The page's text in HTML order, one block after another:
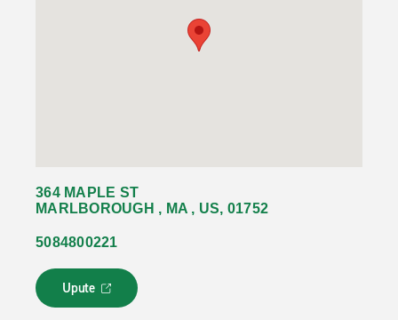
364 MAPLE ST
MARLBOROUGH , MA , US, 01752
5084800221
Upute
L
i